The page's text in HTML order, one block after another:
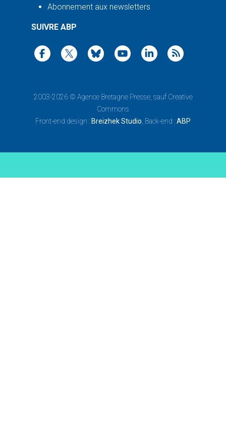
Abonnement aux newsletters
SUIVRE ABP
2003-2026 © Agence Bretagne Presse, sauf Creative
Commons
Front-end design :Breizhek Studio , Back-end :ABP